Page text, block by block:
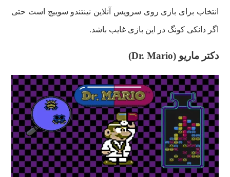
انتخاب برای بازی روی سرویس آنلاین نینتندو سوییچ است حتی
اگر دانکی کونگ در این بازی غایب باشد.
دکتر ماریو (Dr. Mario)